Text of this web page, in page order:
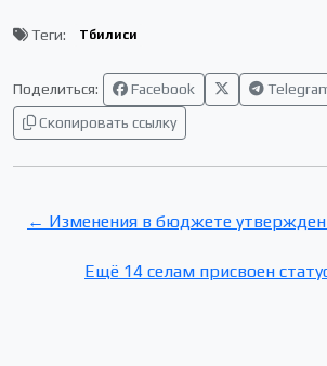
Теги: Тбилиси
Поделиться: Facebook
Скопировать ссылку
← Изменения в бюджете
Ещё 14 селам присвоен